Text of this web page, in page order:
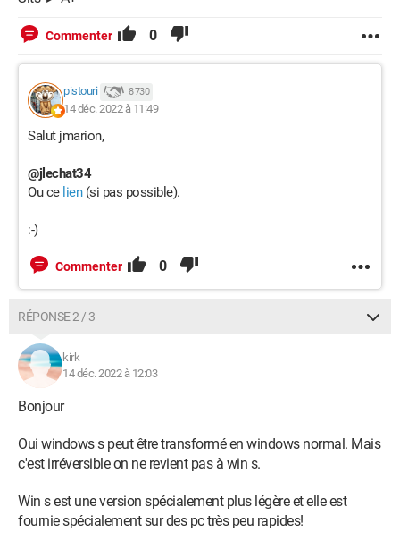
Commenter 0
pistouri 8 730
14 déc. 2022 à 11:49
Salut jmarion,
@jlechat34
Ou ce lien(si pas possible).
:-)
Commenter 0
RÉPONSE 2 / 3
kirk
14 déc. 2022 à 12:03
Bonjour
Oui windows s peut être transformé en windows normal. Mais
c'est irréversible on ne revient pas à win s.
Win s est une version spécialement plus légère et elle est
fournie spécialement sur des pc très peu rapides!